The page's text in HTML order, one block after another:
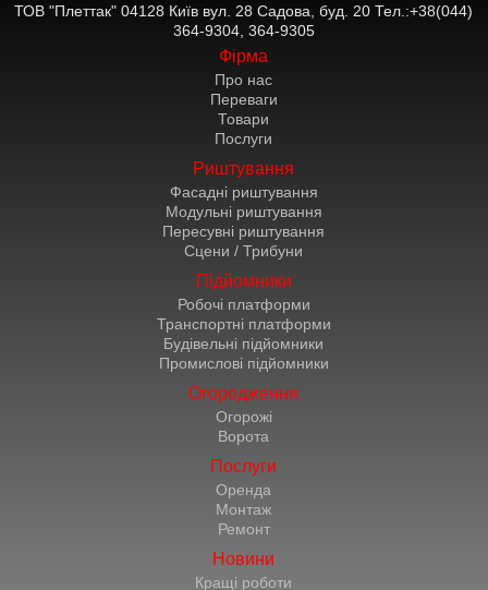
ТОВ "Плеттак" 04128 Київ вул. 28 Садова, буд. 20 Тел.:+38(044)
364-9304, 364-9305
Фірма
Про нас
Переваги
Товари
Послуги
Риштування
Фасадні риштування
Модульні риштування
Пересувні риштування
Сцени / Трибуни
Підйомники
Робочі платформи
Транспортні платформи
Будівельні підйомники
Промислові підйомники
Огородження
Огорожі
Ворота
Послуги
Оренда
Монтаж
Ремонт
Новини
Кращі роботи